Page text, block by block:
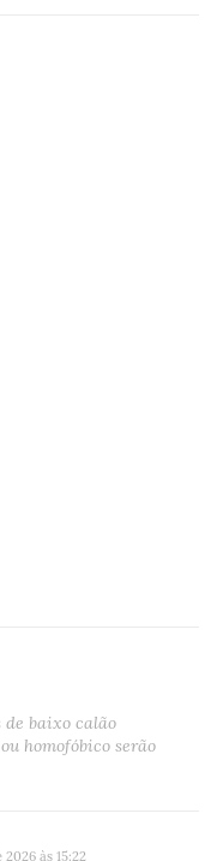
baixo calão
homofóbico serão
às 15:22